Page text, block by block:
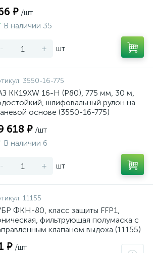
₽ /шт
В наличии 35
- + шт
3550-16-775
KK19XW 16-H (Р80), 775 мм, 30 м,
шлифовальный рулон на
основе (3550-16-775)
618 ₽ /шт
В наличии 6
- + шт
11155
ФКН-80, класс защиты FFP1,
фильтрующая полумаска с
клапаном выдоха (11155)
₽ /шт